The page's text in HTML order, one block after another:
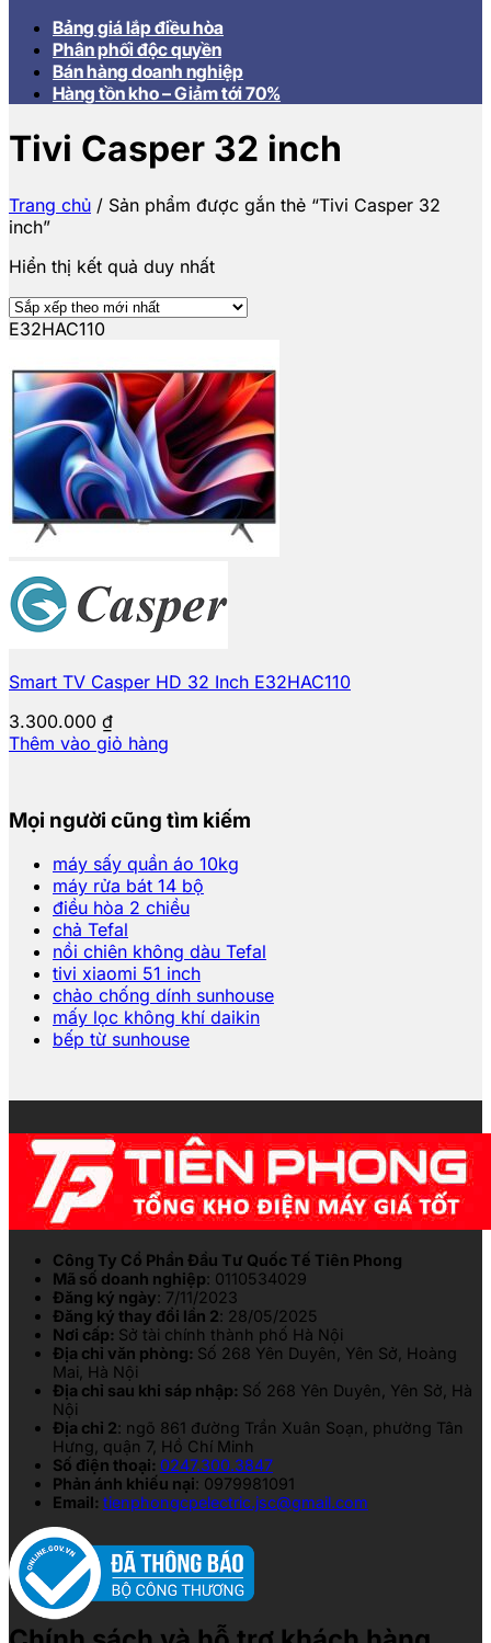
Bảng giá lắp điều hòa
Phân phối độc quyền
Bán hàng doanh nghiệp
Hàng tồn kho – Giảm tới 70%
Tivi Casper 32 inch
Trang chủ / Sản phẩm được gắn thẻ “Tivi Casper 32
inch”
Hiển thị kết quả duy nhất
E32HAC110
Smart TV Casper HD 32 Inch E32HAC110
3.300.000 ₫
Thêm vào giỏ hàng
Mọi người cũng tìm kiếm
máy sấy quần áo 10kg
máy rửa bát 14 bộ
điều hòa 2 chiều
chả Tefal
nồi chiên không dàu Tefal
tivi xiaomi 51 inch
chảo chống dính sunhouse
mấy lọc không khí daikin
bếp từ sunhouse
Công Ty Cổ Phần Đầu Tư Quốc Tế Tiên Phong
Mã số doanh nghiệp: 0110534029
Đăng ký ngày: 7/11/2023
Đăng ký thay đổi lần 2: 28/05/2025
Nơi cấp: Sở tài chính thành phố Hà Nội
Địa chỉ văn phòng: Số 268 Yên Duyên, Yên Sở, Hoàng
Mai, Hà Nội
Địa chỉ sau khi sáp nhập: Số 268 Yên Duyên, Yên Sở, Hà
Nội
Địa chỉ 2: ngõ 861 đường Trần Xuân Soạn, phường Tân
Hưng, quận 7, Hồ Chí Minh
Số điện thoại: 0247.300.3847
Phản ánh khiếu nại: 0979981091
Email: tienphongcpelectric.jsc@gmail.com